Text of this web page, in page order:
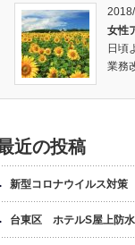
女性
日頃
業務
近の投稿
新型コロナウイルス対策
台東区 ホテルS屋上防